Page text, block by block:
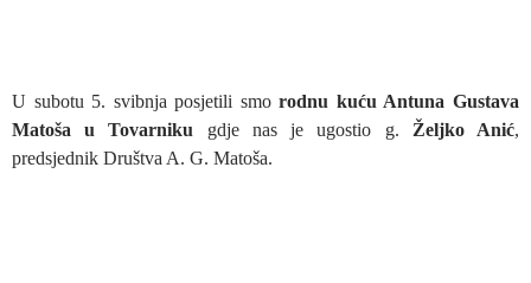
U subotu 5. svibnja posjetili smorodnu kuću Antuna Gustava
Matoša u Tovarniku gdje nas je ugostio g. Željko Anić,
predsjednik Društva A. G. Matoša.